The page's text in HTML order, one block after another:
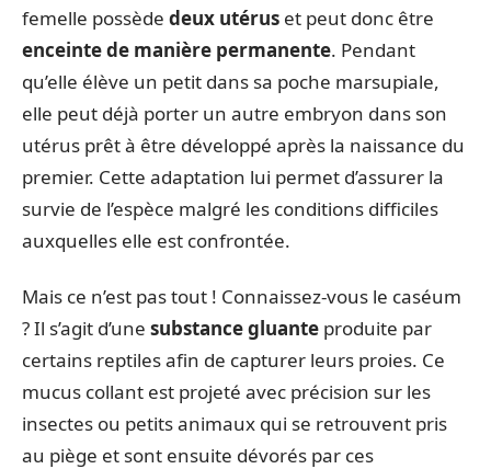
femelle possède deux utérus et peut donc être
enceinte de manière permanente. Pendant
qu’elle élève un petit dans sa poche marsupiale,
elle peut déjà porter un autre embryon dans son
utérus prêt à être développé après la naissance du
premier. Cette adaptation lui permet d’assurer la
survie de l’espèce malgré les conditions difficiles
auxquelles elle est confrontée.
Mais ce n’est pas tout ! Connaissez-vous le caséum
? Il s’agit d’une substance gluante produite par
certains reptiles afin de capturer leurs proies. Ce
mucus collant est projeté avec précision sur les
insectes ou petits animaux qui se retrouvent pris
au piège et sont ensuite dévorés par ces